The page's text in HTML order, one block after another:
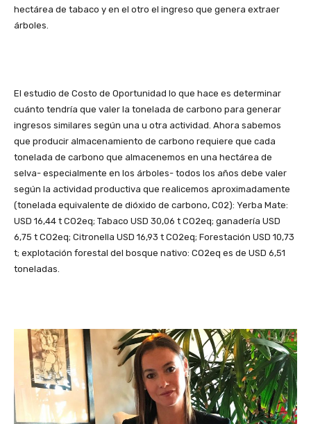
hectárea de tabaco y en el otro el ingreso que genera extraer
árboles.
El estudio de Costo de Oportunidad lo que hace es determinar
cuánto tendría que valer la tonelada de carbono para generar
ingresos similares según una u otra actividad. Ahora sabemos
que producir almacenamiento de carbono requiere que cada
tonelada de carbono que almacenemos en una hectárea de
selva- especialmente en los árboles- todos los años debe valer
según la actividad productiva que realicemos aproximadamente
(tonelada equivalente de dióxido de carbono, C02): Yerba Mate:
USD 16,44 t CO2eq; Tabaco USD 30,06 t CO2eq; ganadería USD
6,75 t CO2eq; Citronella USD 16,93 t CO2eq; Forestación USD 10,73
t; explotación forestal del bosque nativo: CO2eq es de USD 6,51
toneladas.